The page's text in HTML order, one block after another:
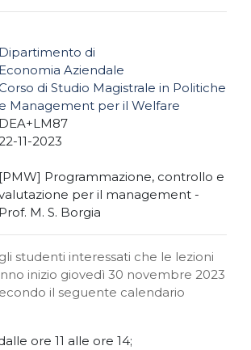
Dipartimento di
Economia Aziendale
Corso di Studio Magistrale in Politiche
e Management per il Welfare
DEA+LM87
11-2023
[PMW] Programmazione, controllo e
per il management -
Prof. M. S. Borgia
studenti interessati che le lezioni
inizio giovedì 30 novembre 2023
il seguente calendario
ore 11 alle ore 14;